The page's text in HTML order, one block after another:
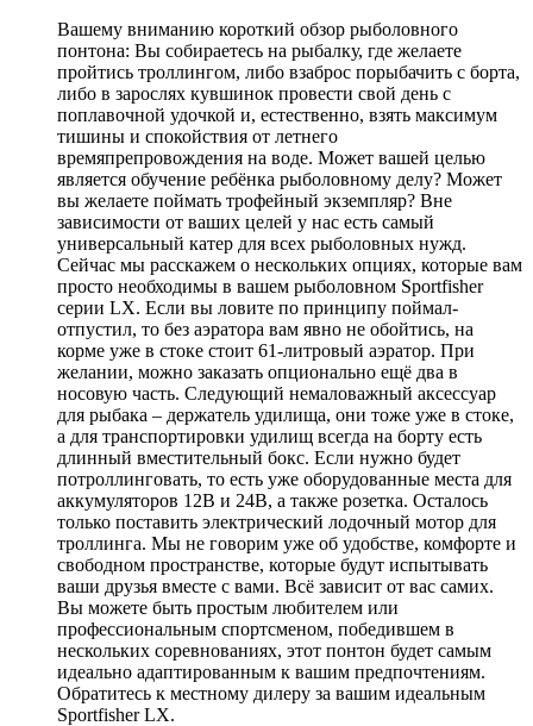
Вашему вниманию короткий обзор рыболовного
понтона: Вы собираетесь на рыбалку, где желаете
пройтись троллингом, либо взаброс порыбачить с борта,
либо в зарослях кувшинок провести свой день с
поплавочной удочкой и, естественно, взять максимум
тишины и спокойствия от летнего
времяпрепровождения на воде. Может вашей целью
является обучение ребёнка рыболовному делу? Может
вы желаете поймать трофейный экземпляр? Вне
зависимости от ваших целей у нас есть самый
универсальный катер для всех рыболовных нужд.
Сейчас мы расскажем о нескольких опциях, которые вам
просто необходимы в вашем рыболовном Sportfisher
серии LX. Если вы ловите по принципу поймал-
отпустил, то без аэратора вам явно не обойтись, на
корме уже в стоке стоит 61-литровый аэратор. При
желании, можно заказать опционально ещё два в
носовую часть. Следующий немаловажный аксессуар
для рыбака – держатель удилища, они тоже уже в стоке,
а для транспортировки удилищ всегда на борту есть
длинный вместительный бокс. Если нужно будет
потроллинговать, то есть уже оборудованные места для
аккумуляторов 12В и 24В, а также розетка. Осталось
только поставить электрический лодочный мотор для
троллинга. Мы не говорим уже об удобстве, комфорте и
свободном пространстве, которые будут испытывать
ваши друзья вместе с вами. Всё зависит от вас самих.
Вы можете быть простым любителем или
профессиональным спортсменом, победившем в
нескольких соревнованиях, этот понтон будет самым
идеально адаптированным к вашим предпочтениям.
Обратитесь к местному дилеру за вашим идеальным
Sportfisher LX.